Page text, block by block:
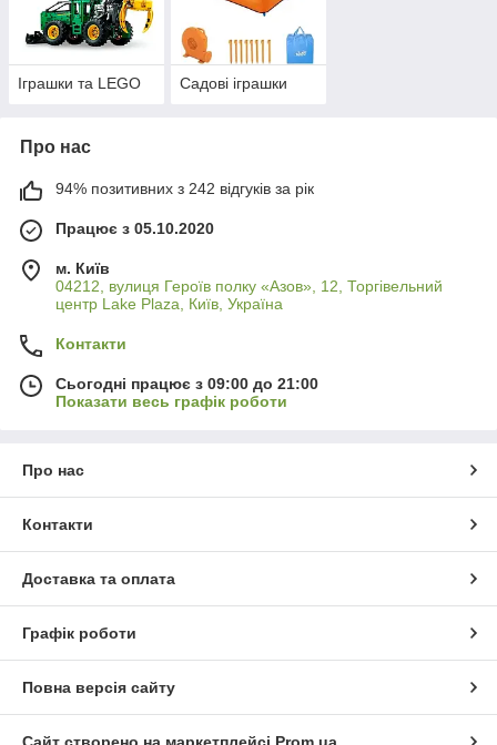
Іграшки та LEGO Садові іграшки
Про нас
94% позитивних з 242 відгуків за рік
Працює з 05.10.2020
м. Київ
04212, вулиця Героїв полку «Азов», 12, Торгівельний
центр Lake Plaza, Київ, Україна
Контакти
Сьогодні працює з 09:00 до 21:00
Показати весь графік роботи
Про нас
Контакти
Доставка та оплата
Графік роботи
Повна версія сайту